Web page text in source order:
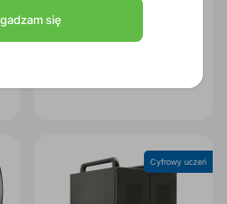
Cyfrowy uczeń
się